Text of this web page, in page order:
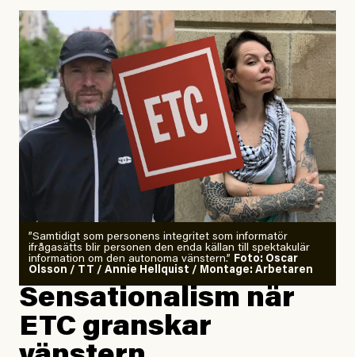
”Samtidigt som personens integritet som informatör
ifrågasätts blir personen den enda källan till spektakulär
information om den autonoma vänstern.” Foto: Oscar
Olsson / TT / Annie Hellquist / Montage: Arbetaren
Sensationalism när
ETC granskar